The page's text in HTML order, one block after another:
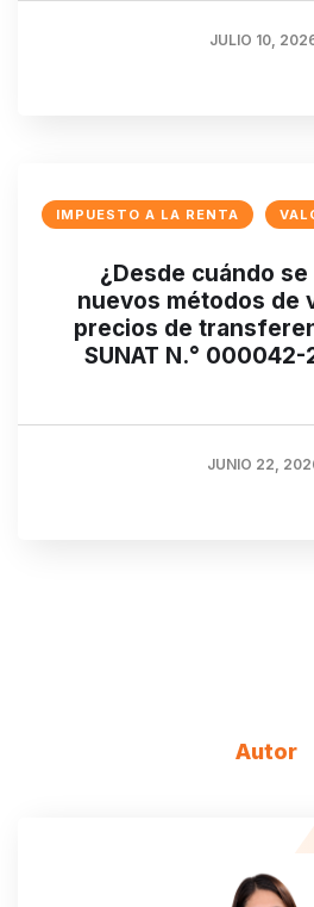
JULIO 10,
IMPUESTO A LA RENTA
¿Desde cuándo
nuevos métodos de
precios de
SUNAT N.° 000042-
JUNIO 22,
Autor